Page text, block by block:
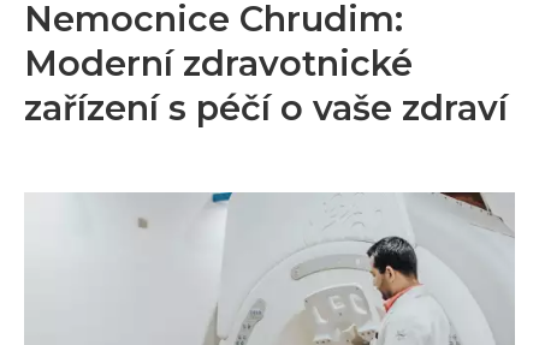
Nemocnice Chrudim:
Moderní zdravotnické
zařízení s péčí o vaše zdraví